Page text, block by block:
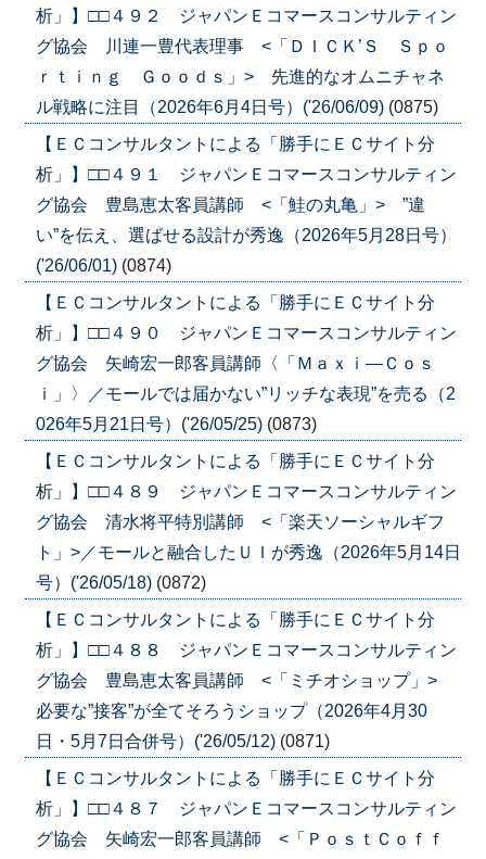
析」】□□４９２ ジャパンＥコマースコンサルティン
グ協会 川連一豊代表理事 <「ＤＩＣＫ’Ｓ Ｓｐｏ
ｒｔｉｎｇ Ｇｏｏｄｓ」> 先進的なオムニチャネ
ル戦略に注目（2026年6月4日号）('26/06/09) (0875)
【ＥＣコンサルタントによる「勝手にＥＣサイト分
析」】□□４９１ ジャパンＥコマースコンサルティン
グ協会 豊島恵太客員講師 <「鮭の丸亀」> ”違
い”を伝え、選ばせる設計が秀逸（2026年5月28日号）
('26/06/01) (0874)
【ＥＣコンサルタントによる「勝手にＥＣサイト分
析」】□□４９０ ジャパンＥコマースコンサルティン
グ協会 矢崎宏一郎客員講師〈「Ｍａｘｉ―Ｃｏｓ
ｉ」〉／モールでは届かない”リッチな表現”を売る（2
026年5月21日号）('26/05/25) (0873)
【ＥＣコンサルタントによる「勝手にＥＣサイト分
析」】□□４８９ ジャパンＥコマースコンサルティン
グ協会 清水将平特別講師 <「楽天ソーシャルギフ
ト」>／モールと融合したＵＩが秀逸（2026年5月14日
号）('26/05/18) (0872)
【ＥＣコンサルタントによる「勝手にＥＣサイト分
析」】□□４８８ ジャパンＥコマースコンサルティン
グ協会 豊島恵太客員講師 <「ミチオショップ」>
必要な”接客”が全てそろうショップ（2026年4月30
日・5月7日合併号）('26/05/12) (0871)
【ＥＣコンサルタントによる「勝手にＥＣサイト分
析」】□□４８７ ジャパンＥコマースコンサルティン
グ協会 矢崎宏一郎客員講師 <「ＰｏｓｔＣｏｆｆ